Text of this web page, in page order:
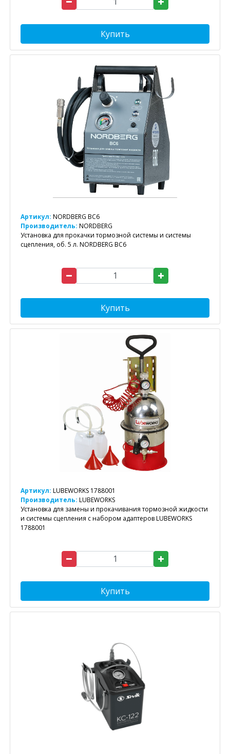
Купить
Артикул: NORDBERG BC6
Производитель: NORDBERG
Установка для прокачки тормозной системы и системы
сцепления, об. 5 л. NORDBERG BC6
Купить
Артикул: LUBEWORKS 1788001
Производитель: LUBEWORKS
Установка для замены и прокачивания тормозной жидкости
и системы сцепления с набором адаптеров LUBEWORKS
1788001
Купить